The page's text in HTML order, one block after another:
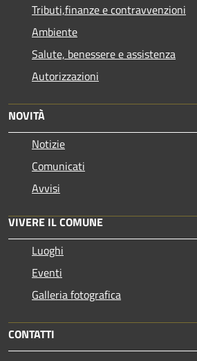
Tributi,finanze e contravvenzioni
Ambiente
Salute, benessere e assistenza
Autorizzazioni
NOVITÀ
Notizie
Comunicati
Avvisi
VIVERE IL COMUNE
Luoghi
Eventi
Galleria fotografica
CONTATTI